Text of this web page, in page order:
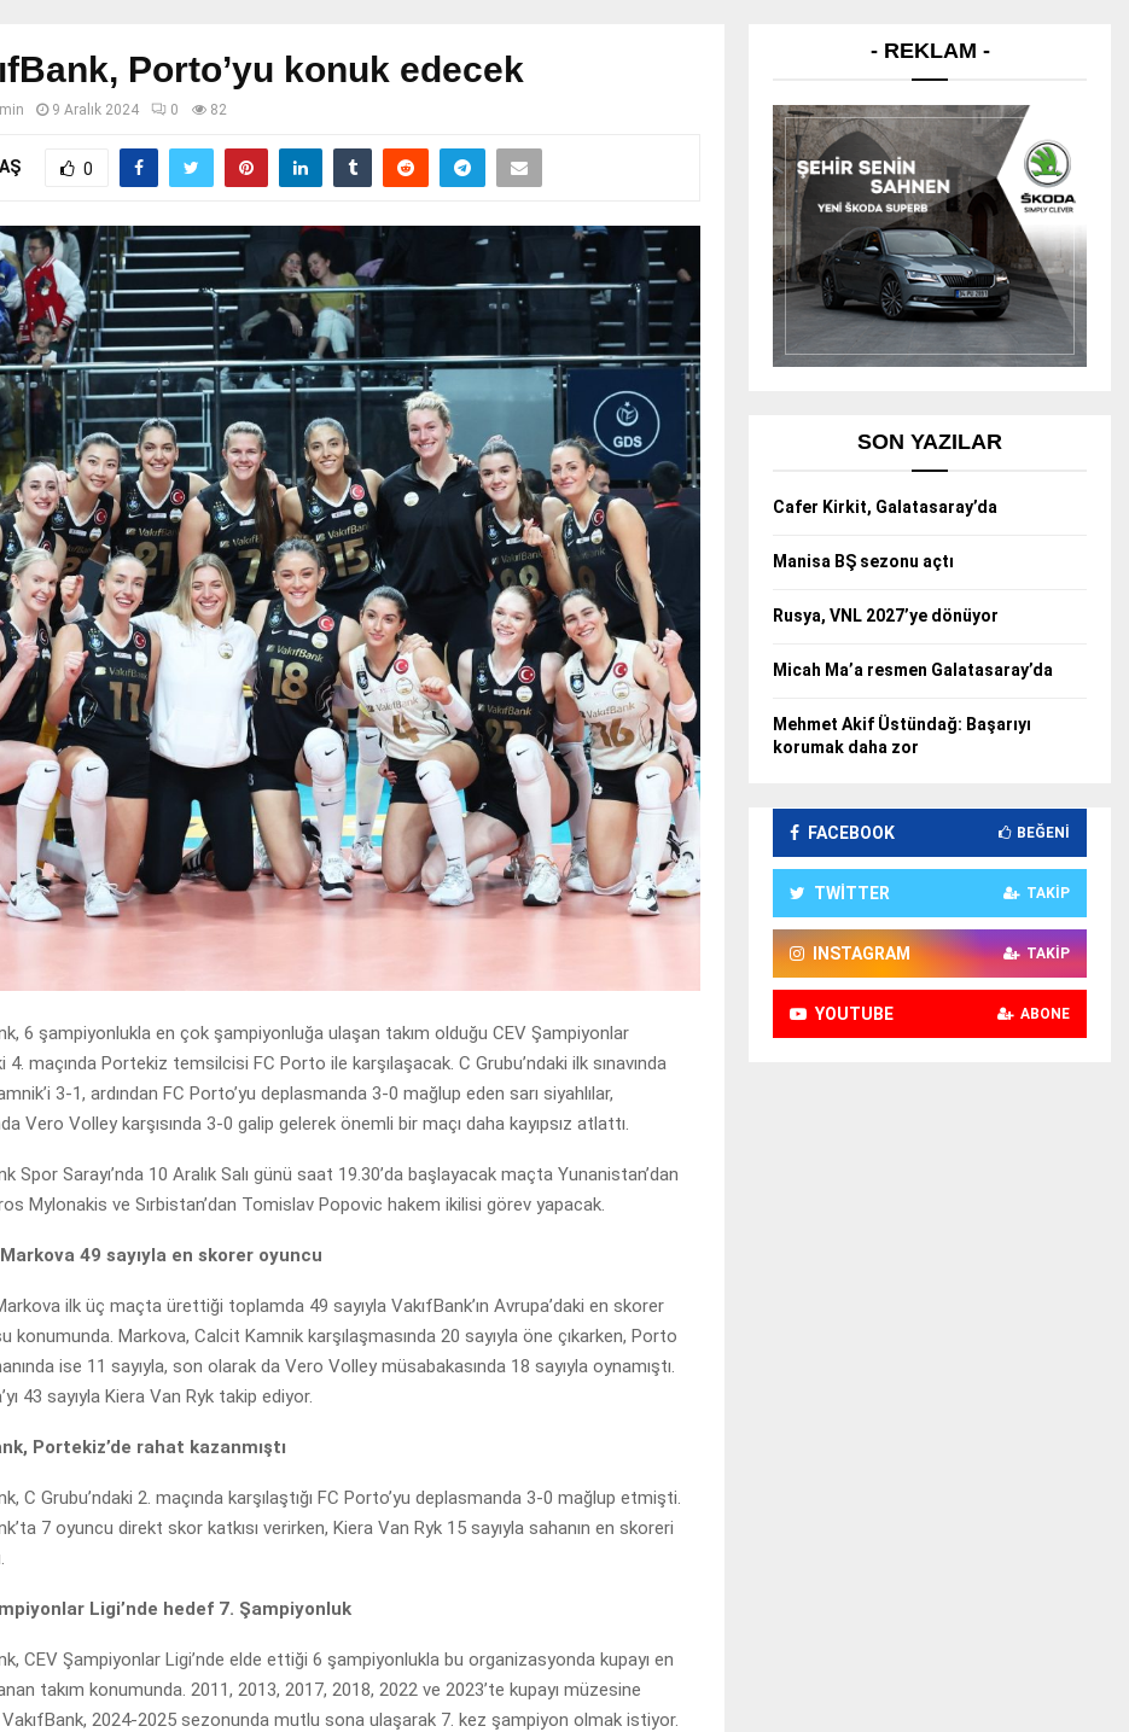
Porto’yu konuk edecek
9 Aralık 2024 0 82
0
6 şampiyonlukla en çok şampiyonluğa ulaşan takım olduğu CEV Şampiyonlar
4. maçında Portekiz temsilcisi FC Porto ile karşılaşacak. C Grubu’ndaki ilk sınavında
3-1, ardından FC Porto’yu deplasmanda 3-0 mağlup eden sarı siyahlılar,
Vero Volley karşısında 3-0 galip gelerek önemli bir maçı daha kayıpsız atlattı.
Spor Sarayı’nda 10 Aralık Salı günü saat 19.30’da başlayacak maçta Yunanistan’dan
Mylonakis ve Sırbistan’dan Tomislav Popovic hakem ikilisi görev yapacak.
49 sayıyla en skorer oyuncu
ilk üç maçta ürettiği toplamda 49 sayıyla VakıfBank’ın Avrupa’daki en skorer
konumunda. Markova, Calcit Kamnik karşılaşmasında 20 sayıyla öne çıkarken, Porto
ise 11 sayıyla, son olarak da Vero Volley müsabakasında 18 sayıyla oynamıştı.
43 sayıyla Kiera Van Ryk takip ediyor.
Portekiz’de rahat kazanmıştı
C Grubu’ndaki 2. maçında karşılaştığı FC Porto’yu deplasmanda 3-0 mağlup etmişti.
7 oyuncu direkt skor katkısı verirken, Kiera Van Ryk 15 sayıyla sahanın en skoreri
Ligi’nde hedef 7. Şampiyonluk
CEV Şampiyonlar Ligi’nde elde ettiği 6 şampiyonlukla bu organizasyonda kupayı en
takım konumunda. 2011, 2013, 2017, 2018, 2022 ve 2023’te kupayı müzesine
2024-2025 sezonunda mutlu sona ulaşarak 7. kez şampiyon olmak istiyor.
- REKLAM -
SON YAZILAR
Cafer Kirkit, Galatasaray’da
Manisa BŞ sezonu açtı
Rusya, VNL 2027’ye dönüyor
Micah Ma’a resmen Galatasaray’da
Mehmet Akif Üstündağ: Başarıyı
korumak daha zor
FACEBOOK BEĞENI
TWITTER TAKIP
INSTAGRAM TAKIP
YOUTUBE ABONE